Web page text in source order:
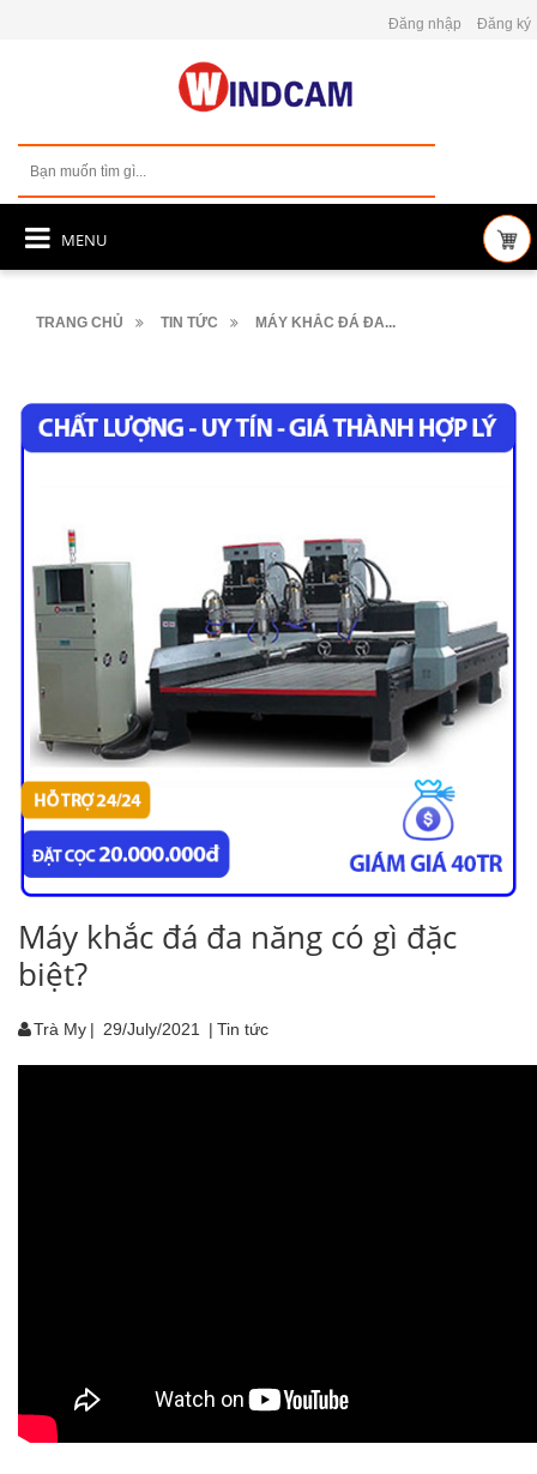
Đăng nhập Đăng ký
MENU
TRANG CHỦ TIN TỨC MÁY KHẮC ĐÁ ĐA...
Máy khắc đá đa năng có gì đặc
biệt?
Trà My | 29/July/2021 | Tin tức